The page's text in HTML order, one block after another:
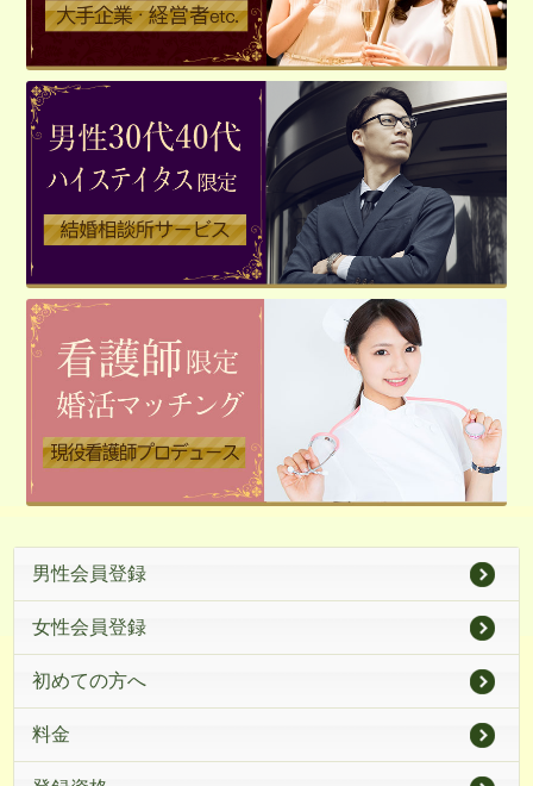
男性会員登録
女性会員登録
初めての方へ
料金